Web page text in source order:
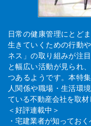
日常の健康管理にとど
生きていくための行動
ネス」の取り組みが注
と幅広い活動が見られ
つあるようです。本特
人関係や職場・生活環
ている不動産会社を取材
＜好評連載中＞
・宅建業者が知ってお